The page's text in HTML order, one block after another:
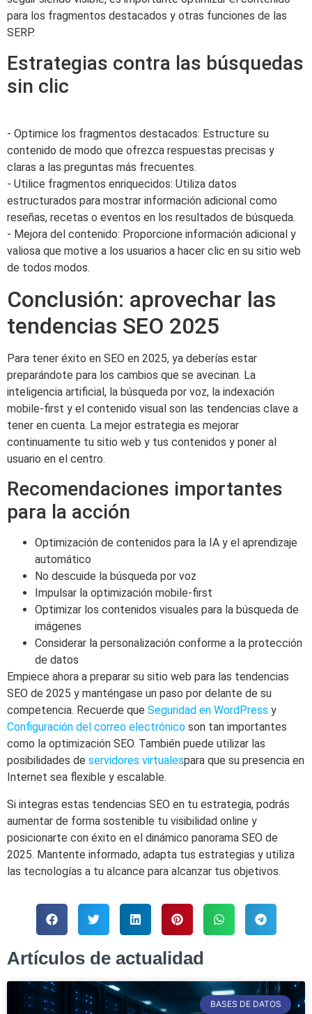
para los fragmentos destacados y otras funciones de las
SERP.
Estrategias contra las búsquedas
sin clic
- Optimice los fragmentos destacados: Estructure su
contenido de modo que ofrezca respuestas precisas y
claras a las preguntas más frecuentes.
- Utilice fragmentos enriquecidos: Utiliza datos
estructurados para mostrar información adicional como
reseñas, recetas o eventos en los resultados de búsqueda.
- Mejora del contenido: Proporcione información adicional y
valiosa que motive a los usuarios a hacer clic en su sitio web
de todos modos.
Conclusión: aprovechar las
tendencias SEO 2025
Para tener éxito en SEO en 2025, ya deberías estar
preparándote para los cambios que se avecinan. La
inteligencia artificial, la búsqueda por voz, la indexación
mobile-first y el contenido visual son las tendencias clave a
tener en cuenta. La mejor estrategia es mejorar
continuamente tu sitio web y tus contenidos y poner al
usuario en el centro.
Recomendaciones importantes
para la acción
Optimización de contenidos para la IA y el aprendizaje
automático
No descuide la búsqueda por voz
Impulsar la optimización mobile-first
Optimizar los contenidos visuales para la búsqueda de
imágenes
Considerar la personalización conforme a la protección
de datos
Empiece ahora a preparar su sitio web para las tendencias
SEO de 2025 y manténgase un paso por delante de su
competencia. Recuerde que Seguridad en WordPress y
Configuración del correo electrónico son tan importantes
como la optimización SEO. También puede utilizar las
posibilidades de servidores virtualespara que su presencia en
Internet sea flexible y escalable.
Si integras estas tendencias SEO en tu estrategia, podrás
aumentar de forma sostenible tu visibilidad online y
posicionarte con éxito en el dinámico panorama SEO de
2025. Mantente informado, adapta tus estrategias y utiliza
las tecnologías a tu alcance para alcanzar tus objetivos.
Artículos de actualidad
BASES DE DATOS